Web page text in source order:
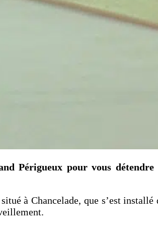
Périgueux pour vous
à Chancelade, que s’est